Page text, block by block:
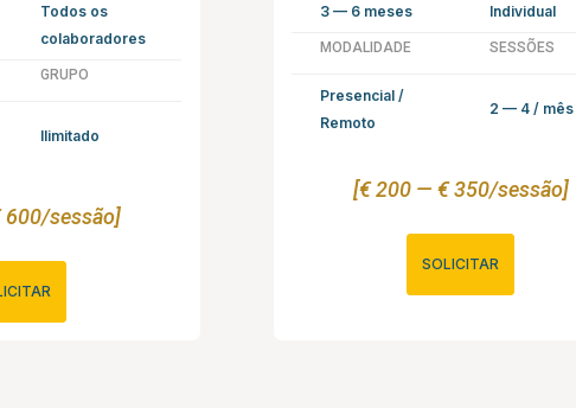
Todos os
colaboradores
GRUPO
Ilimitado
sessão]
3 — 6 meses Individual
MODALIDADE SESSÕES
Presencial /
Remoto
2 — 4 / mês
[€ 200 — € 350/sessão]
SOLICITAR